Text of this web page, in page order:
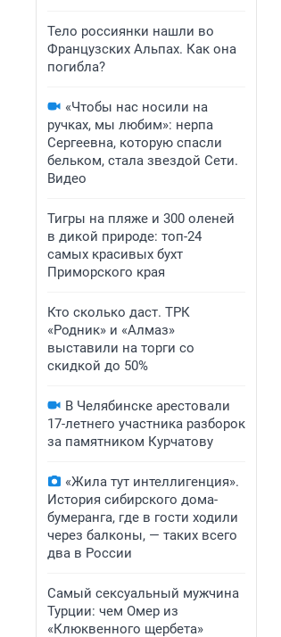
Тело россиянки нашли во
Французских Альпах. Как она
погибла?
«Чтобы нас носили на
ручках, мы любим»: нерпа
Сергеевна, которую спасли
бельком, стала звездой Сети.
Видео
Тигры на пляже и 300 оленей
в дикой природе: топ-24
самых красивых бухт
Приморского края
Кто сколько даст. ТРК
«Родник» и «Алмаз»
выставили на торги со
скидкой до 50%
В Челябинске арестовали
17-летнего участника разборок
за памятником Курчатову
«Жила тут интеллигенция».
История сибирского дома-
бумеранга, где в гости ходили
через балконы, — таких всего
два в России
Самый сексуальный мужчина
Турции: чем Омер из
«Клюквенного щербета»